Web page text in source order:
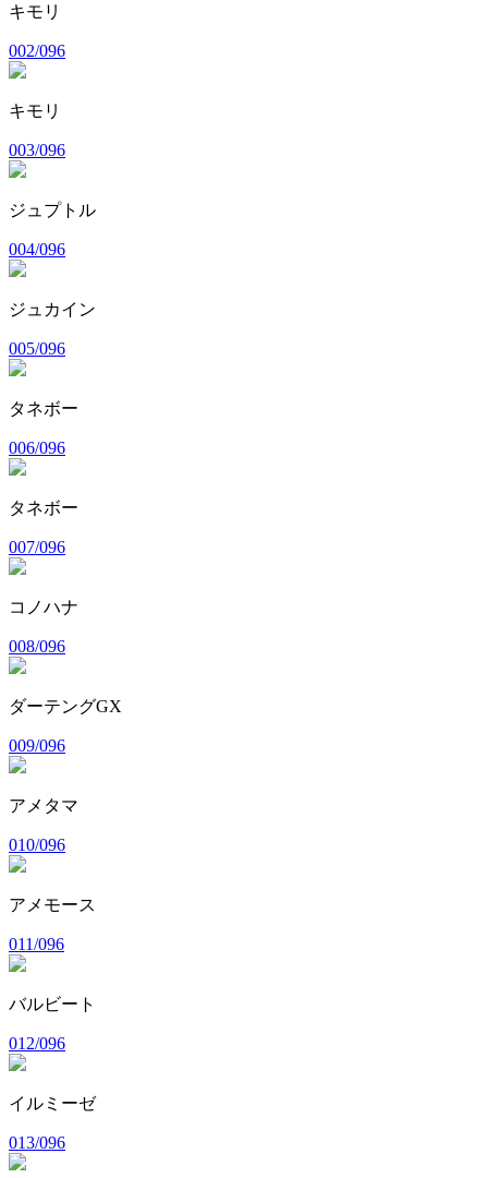
キモリ
002/096
キモリ
003/096
ジュプトル
004/096
ジュカイン
005/096
タネボー
006/096
タネボー
007/096
コノハナ
008/096
ダーテングGX
009/096
アメタマ
010/096
アメモース
011/096
バルビート
012/096
イルミーゼ
013/096